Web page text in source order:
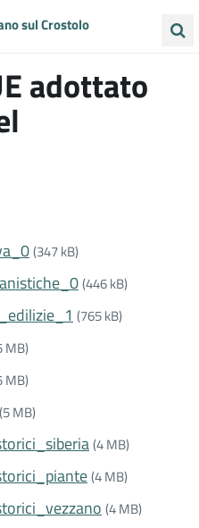
sul Crostolo
VIVI VEZZANO
MATILDICHE
adottato
(347 kB)
(446 kB)
(765 kB)
MB)
MB)
(5 MB)
(4 MB)
(4 MB)
(4 MB)